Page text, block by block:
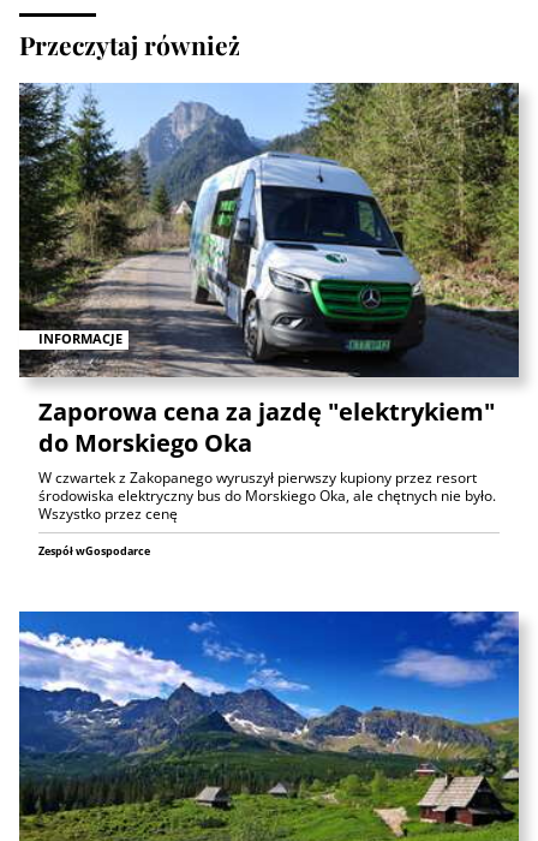
Przeczytaj również
INFORMACJE
Zaporowa cena za jazdę "elektrykiem"
do Morskiego Oka
W czwartek z Zakopanego wyruszył pierwszy kupiony przez resort
środowiska elektryczny bus do Morskiego Oka, ale chętnych nie było.
Wszystko przez cenę
Zespół wGospodarce